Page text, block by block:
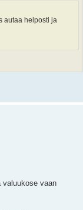
autaa helposti ja
valuukose vaan